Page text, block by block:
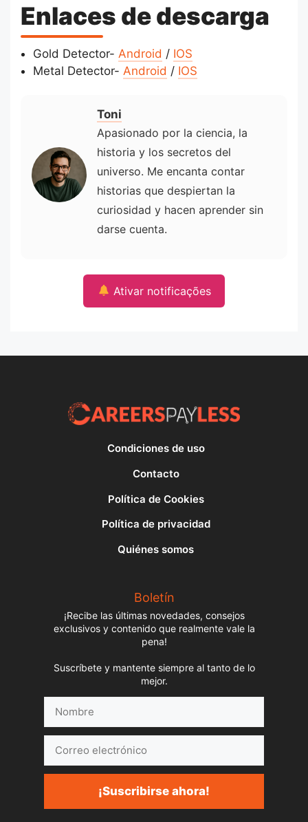
Enlaces de descarga
Gold Detector- Android / IOS
Metal Detector- Android / IOS
Toni
Apasionado por la ciencia, la
historia y los secretos del
universo. Me encanta contar
historias que despiertan la
curiosidad y hacen aprender sin
darse cuenta.
Ativar notificações
Condiciones de uso
Contacto
Política de Cookies
Política de privacidad
Quiénes somos
Boletín
¡Recibe las últimas novedades, consejos
exclusivos y contenido que realmente vale la
pena!
Suscríbete y mantente siempre al tanto de lo
mejor.
electrónico
¡Suscribirse ahora!